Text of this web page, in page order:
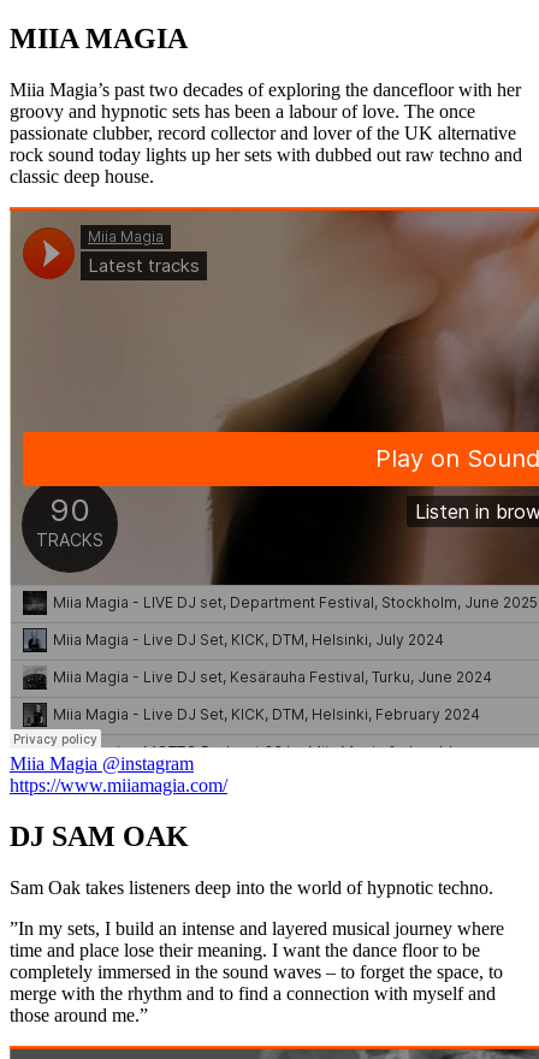
MIIA MAGIA
Miia Magia’s past two decades of exploring the dancefloor with her
groovy and hypnotic sets has been a labour of love. The once
passionate clubber, record collector and lover of the UK alternative
rock sound today lights up her sets with dubbed out raw techno and
classic deep house.
Miia Magia @instagram
https://www.miiamagia.com/
DJ SAM OAK
Sam Oak takes listeners deep into the world of hypnotic techno.
”In my sets, I build an intense and layered musical journey where
time and place lose their meaning. I want the dance floor to be
completely immersed in the sound waves – to forget the space, to
merge with the rhythm and to find a connection with myself and
those around me.”